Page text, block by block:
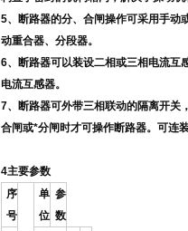
5、断路器的分、合闸操作可采用手动
动重合器、分段器。
6、断路器可以装设二相或三相电流互
电流互感器。
7、断路器可外带三相联动的隔离开关
合闸或*分闸时才可操作断路器。可连
4主要参数
序
号
单
位
参
数